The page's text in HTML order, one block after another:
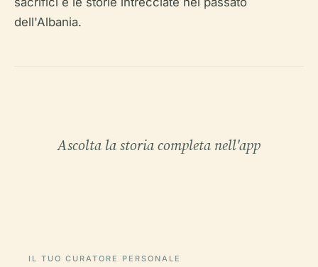
dell'Albania.
Ascolta la storia completa nell'app
IL TUO CURATORE PERSONALE